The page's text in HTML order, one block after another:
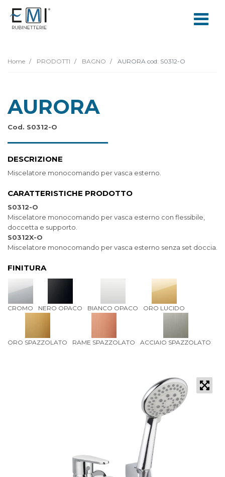
Home PRODOTTI BAGNO AURORA cod: S0312-O
AURORA
Cod. S0312-O
DESCRIZIONE
Miscelatore monocomando per vasca esterno.
CARATTERISTICHE PRODOTTO
S0312-O
Miscelatore monocomando per vasca esterno con flessibile,
doccetta e supporto.
S0312X-O
Miscelatore monocomando per vasca esterno senza set doccia.
FINITURA
CROMO NERO OPACO BIANCO OPACO ORO LUCIDO
ORO SPAZZOLATO RAME SPAZZOLATO ACCIAIO SPAZZOLATO